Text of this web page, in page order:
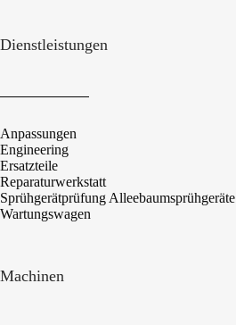
Dienstleistungen
Anpassungen
Engineering
Ersatzteile
Reparaturwerkstatt
Sprühgerätprüfung Alleebaumsprühgeräte
Wartungswagen
Machinen